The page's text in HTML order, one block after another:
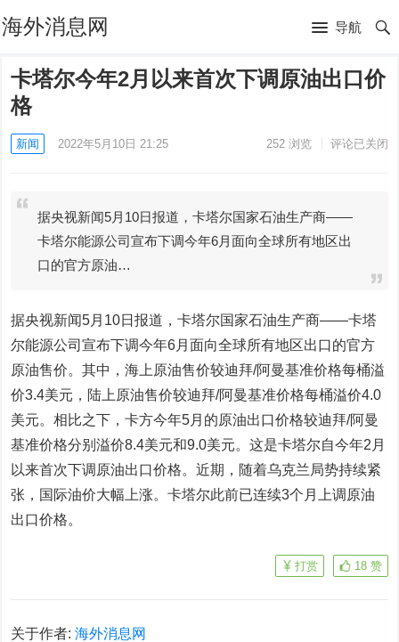
海外消息网 导航
卡塔尔今年2月以来首次下调原油出口价
格
新闻 2022年5月10日 21:25 252浏览 评论已关闭
据央视新闻5月10日报道，卡塔尔国家石油生产商——
卡塔尔能源公司宣布下调今年6月面向全球所有地区出
口的官方原油…
据央视新闻5月10日报道，卡塔尔国家石油生产商——卡塔
尔能源公司宣布下调今年6月面向全球所有地区出口的官方
原油售价。其中，海上原油售价较迪拜/阿曼基准价格每桶溢
价3.4美元，陆上原油售价较迪拜/阿曼基准价格每桶溢价4.0
美元。相比之下，卡方今年5月的原油出口价格较迪拜/阿曼
基准价格分别溢价8.4美元和9.0美元。这是卡塔尔自今年2月
以来首次下调原油出口价格。近期，随着乌克兰局势持续紧
张，国际油价大幅上涨。卡塔尔此前已连续3个月上调原油
出口价格。
18 赞
打赏
关于作者:海外消息网